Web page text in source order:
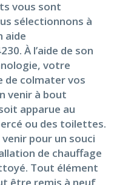
vous sont
sélectionnons à
aide
À l’aide de son
votre
de colmater vos
venir à bout
apparue au
ou des toilettes.
pour un souci
de chauffage
Tout élément